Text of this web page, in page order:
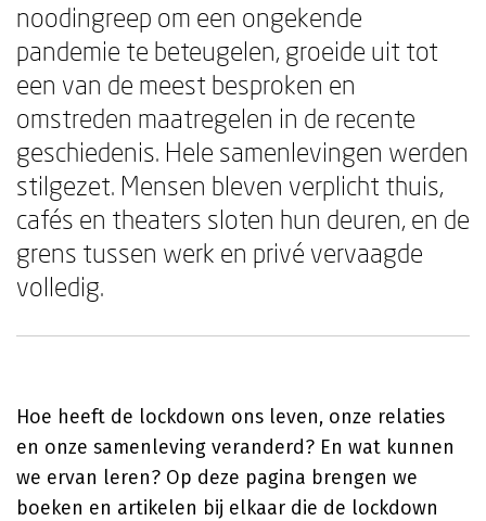
noodingreep om een ongekende
pandemie te beteugelen, groeide uit tot
een van de meest besproken en
omstreden maatregelen in de recente
geschiedenis. Hele samenlevingen werden
stilgezet. Mensen bleven verplicht thuis,
cafés en theaters sloten hun deuren, en de
grens tussen werk en privé vervaagde
volledig.
Hoe heeft de lockdown ons leven, onze relaties
en onze samenleving veranderd? En wat kunnen
we ervan leren? Op deze pagina brengen we
boeken en artikelen bij elkaar die de lockdown